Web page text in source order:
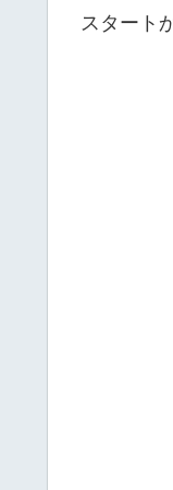
スタート